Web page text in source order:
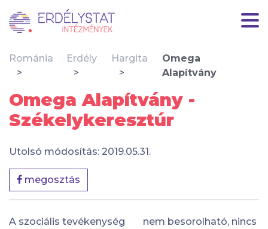
Románia Erdély Hargita
Omega
Alapítvány
Omega Alapítvány -
Székelykeresztúr
Utolsó módosítás: 2019.05.31.
megosztás
A szociális tevékenység
nem besorolható, nincs